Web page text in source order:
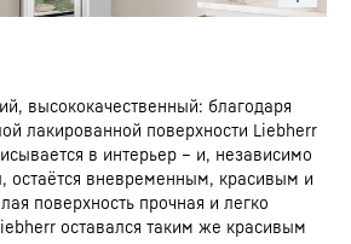
высококачественный: благодаря
лакированной поверхности Liebherr
в интерьер – и, независимо
остаётся вневременным, красивым и
поверхность прочная и легко
оставался таким же красивым